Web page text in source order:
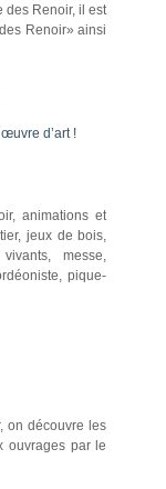
des Renoir, il est
Renoir» ainsi
d’art !
animations et
jeux de bois,
messe,
pique-
on découvre les
ouvrages par le